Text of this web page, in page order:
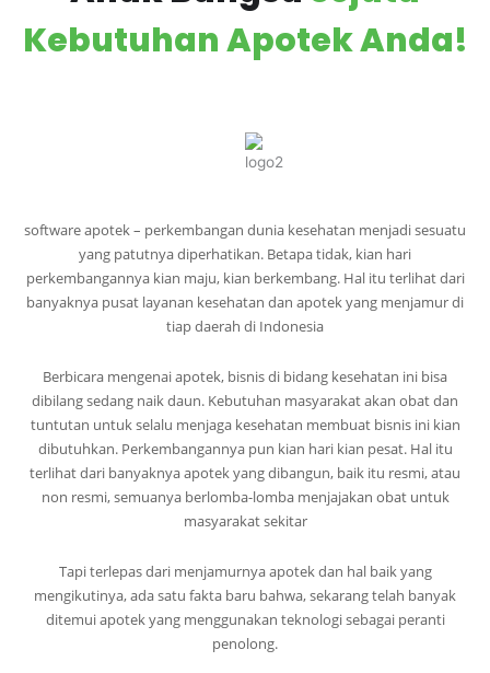
Kebutuhan Apotek Anda!
software apotek – perkembangan dunia kesehatan menjadi sesuatu
yang patutnya diperhatikan. Betapa tidak, kian hari
perkembangannya kian maju, kian berkembang. Hal itu terlihat dari
banyaknya pusat layanan kesehatan dan apotek yang menjamur di
tiap daerah di Indonesia
Berbicara mengenai apotek, bisnis di bidang kesehatan ini bisa
dibilang sedang naik daun. Kebutuhan masyarakat akan obat dan
tuntutan untuk selalu menjaga kesehatan membuat bisnis ini kian
dibutuhkan. Perkembangannya pun kian hari kian pesat. Hal itu
terlihat dari banyaknya apotek yang dibangun, baik itu resmi, atau
non resmi, semuanya berlomba-lomba menjajakan obat untuk
masyarakat sekitar
Tapi terlepas dari menjamurnya apotek dan hal baik yang
mengikutinya, ada satu fakta baru bahwa, sekarang telah banyak
ditemui apotek yang menggunakan teknologi sebagai peranti
penolong.